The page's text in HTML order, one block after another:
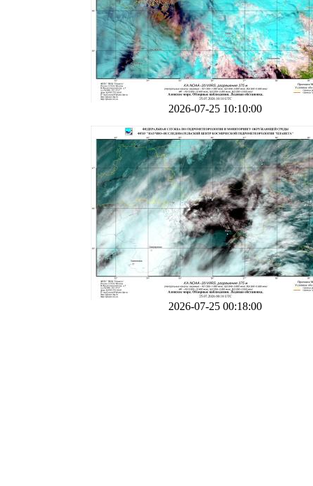
2026-07-25 10:10:00
2026-07-25 00:18:00